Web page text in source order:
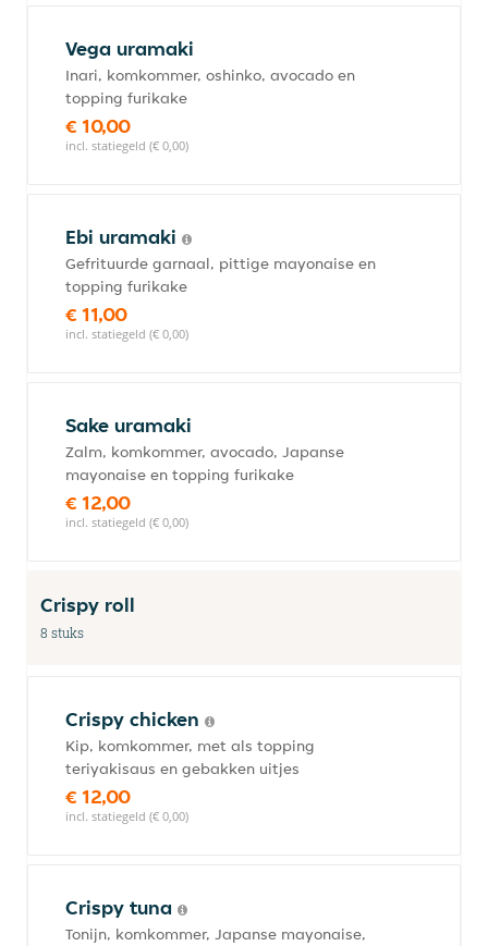
Vega uramaki
Inari, komkommer, oshinko, avocado en
topping furikake
€ 10,00
incl. statiegeld (€ 0,00)
Ebi uramaki
Gefrituurde garnaal, pittige mayonaise en
topping furikake
€ 11,00
incl. statiegeld (€ 0,00)
Sake uramaki
Zalm, komkommer, avocado, Japanse
mayonaise en topping furikake
€ 12,00
incl. statiegeld (€ 0,00)
Crispy roll
8 stuks
Crispy chicken
Kip, komkommer, met als topping
teriyakisaus en gebakken uitjes
€ 12,00
incl. statiegeld (€ 0,00)
Crispy tuna
Tonijn, komkommer, Japanse mayonaise,